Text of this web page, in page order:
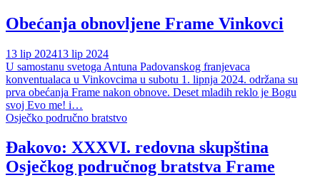
Obećanja obnovljene Frame Vinkovci
13 lip 202413 lip 2024
U samostanu svetoga Antuna Padovanskog franjevaca
konventualaca u Vinkovcima u subotu 1. lipnja 2024. održana su
prva obećanja Frame nakon obnove. Deset mladih reklo je Bogu
svoj Evo me! i…
Osječko područno bratstvo
Đakovo: XXXVI. redovna skupština
Osječkog područnog bratstva Frame